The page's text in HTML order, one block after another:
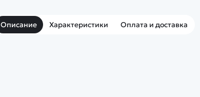
Описание Характеристики Оплата и доставка